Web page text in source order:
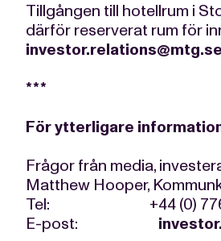
Tillgången till hotellrum i
därför reserverat rum för
investor.relations@mtg.se
***
För ytterligare
Frågor från media,
Matthew Hooper,
Tel: +44 (0) 7768
E-post: